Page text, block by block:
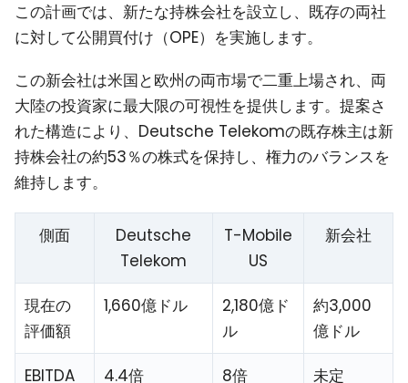
この計画では、新たな持株会社を設立し、既存の両社
に対して公開買付け（OPE）を実施します。
この新会社は米国と欧州の両市場で二重上場され、両
大陸の投資家に最大限の可視性を提供します。提案さ
れた構造により、Deutsche Telekomの既存株主は新
持株会社の約53％の株式を保持し、権力のバランスを
維持します。
側面
Deutsche
Telekom
T-Mobile
US
新会社
現在の
評価額
1,660億ドル
2,180億ド
ル
約3,000
億ドル
EBITDA 4.4倍 8倍 未定